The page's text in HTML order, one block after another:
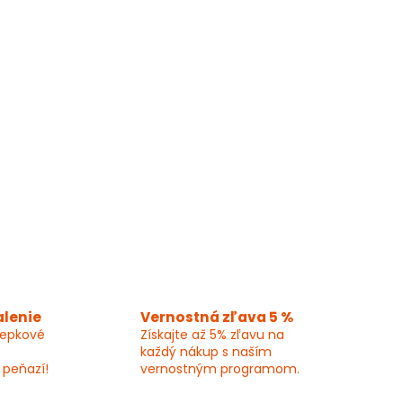
Vernostná zľava 5 %
Získajte až 5% zľavu na
každý nákup s naším
vernostným programom.